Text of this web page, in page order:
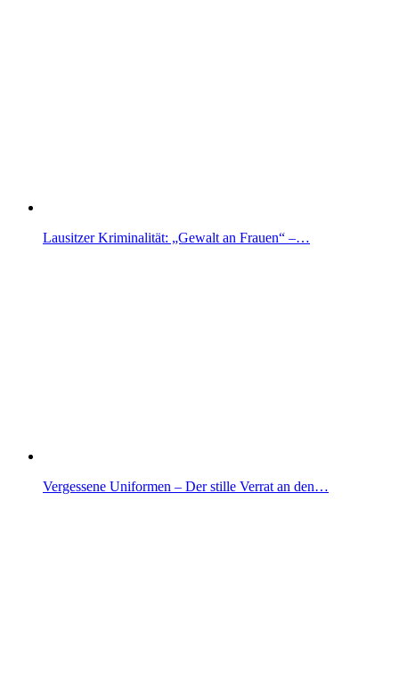
Lausitzer Kriminalität: „Gewalt an Frauen“ –…
Vergessene Uniformen – Der stille Verrat an den…